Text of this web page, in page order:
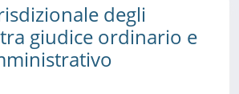
degli
giudice ordinario e